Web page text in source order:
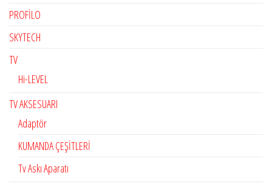
PROFİLO
SKYTECH
TV
Hi-LEVEL
TV AKSESUARI
Adaptör
KUMANDA ÇEŞİTLERİ
Tv Askı Aparatı